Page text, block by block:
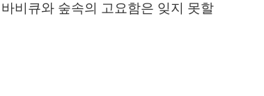
비큐와 숲속의 고요함은 잊지 못할